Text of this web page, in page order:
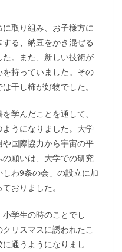
取り組み、お子様方に
る、納豆をかき混ぜる
。また、新しい技術が
持っていました。その
干し柿が好物でした。
学んだことを通して、
うになりました。大学
国際協力から宇宙の平
願いは、大学での研究
わ9条の会」の設立に加
おりました。
学生の時のことでし
リスマスに誘われたこ
通うようになりまし